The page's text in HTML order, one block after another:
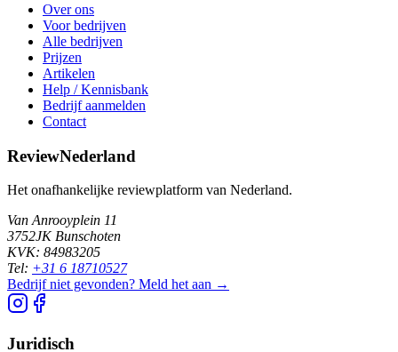
Over ons
Voor bedrijven
Alle bedrijven
Prijzen
Artikelen
Help / Kennisbank
Bedrijf aanmelden
Contact
ReviewNederland
Het onafhankelijke reviewplatform van Nederland.
Van Anrooyplein 11
3752JK Bunschoten
KVK: 84983205
Tel: +31 6 18710527
Bedrijf niet gevonden? Meld het aan →
Juridisch